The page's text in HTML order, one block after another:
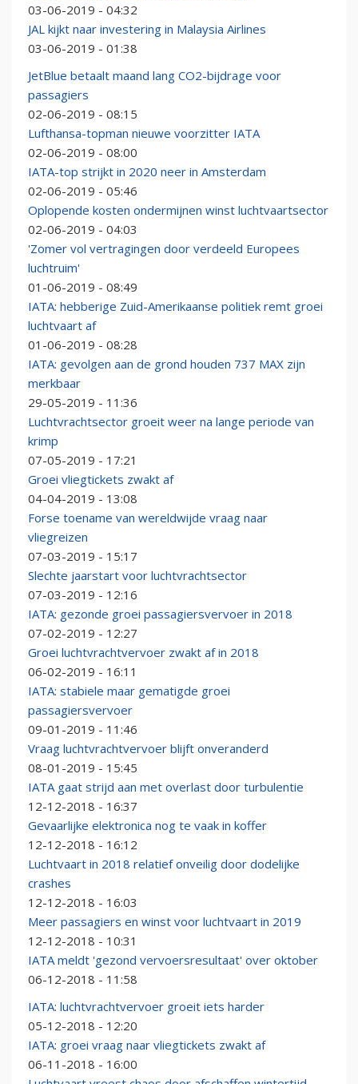
03-06-2019 - 04:32
JAL kijkt naar investering in Malaysia Airlines
03-06-2019 - 01:38
JetBlue betaalt maand lang CO2-bijdrage voor
passagiers
02-06-2019 - 08:15
Lufthansa-topman nieuwe voorzitter IATA
02-06-2019 - 08:00
IATA-top strijkt in 2020 neer in Amsterdam
02-06-2019 - 05:46
Oplopende kosten ondermijnen winst luchtvaartsector
02-06-2019 - 04:03
'Zomer vol vertragingen door verdeeld Europees
luchtruim'
01-06-2019 - 08:49
IATA: hebberige Zuid-Amerikaanse politiek remt groei
luchtvaart af
01-06-2019 - 08:28
IATA: gevolgen aan de grond houden 737 MAX zijn
merkbaar
29-05-2019 - 11:36
Luchtvrachtsector groeit weer na lange periode van
krimp
07-05-2019 - 17:21
Groei vliegtickets zwakt af
04-04-2019 - 13:08
Forse toename van wereldwijde vraag naar
vliegreizen
07-03-2019 - 15:17
Slechte jaarstart voor luchtvrachtsector
07-03-2019 - 12:16
IATA: gezonde groei passagiersvervoer in 2018
07-02-2019 - 12:27
Groei luchtvrachtvervoer zwakt af in 2018
06-02-2019 - 16:11
IATA: stabiele maar gematigde groei
passagiersvervoer
09-01-2019 - 11:46
Vraag luchtvrachtvervoer blijft onveranderd
08-01-2019 - 15:45
IATA gaat strijd aan met overlast door turbulentie
12-12-2018 - 16:37
Gevaarlijke elektronica nog te vaak in koffer
12-12-2018 - 16:12
Luchtvaart in 2018 relatief onveilig door dodelijke
crashes
12-12-2018 - 16:03
Meer passagiers en winst voor luchtvaart in 2019
12-12-2018 - 10:31
IATA meldt 'gezond vervoersresultaat' over oktober
06-12-2018 - 11:58
IATA: luchtvrachtvervoer groeit iets harder
05-12-2018 - 12:20
IATA: groei vraag naar vliegtickets zwakt af
06-11-2018 - 16:00